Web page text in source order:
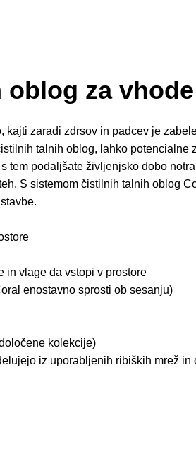
za vhode
zaradi zdrsov in padcev je
talnih oblog, lahko potencialne
tem podaljšate življenjsko dobo
S sistemom čistilnih talnih oblog
in vlage da vstopi v prostore
enostavno sprosti ob sesanju)
kolekcije)
iz uporabljenih ribiških mrež in